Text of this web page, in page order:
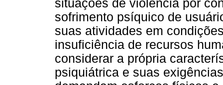
situações de violência por
sofrimento psíquico de
suas atividades em
insuficiência de recursos
considerar a própria
psiquiátrica e suas